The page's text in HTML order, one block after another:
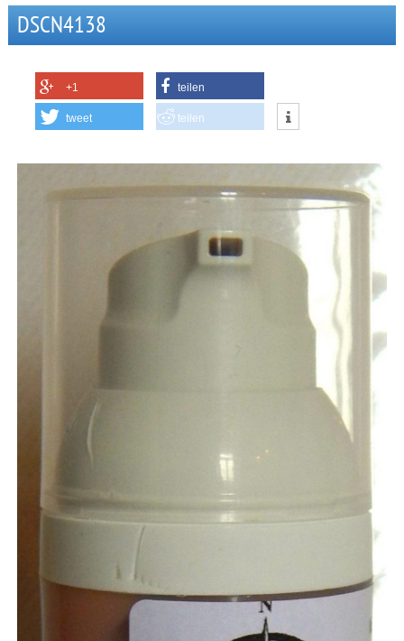
DSCN4138
+1 teilen
tweet teilen